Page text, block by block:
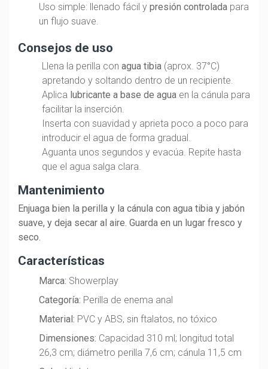
Uso simple: llenado fácil ypresión controlada para
un flujo suave.
Consejos de uso
Llena la perilla con agua tibia (aprox. 37°C)
apretando y soltando dentro de un recipiente.
Aplica lubricante a base de agua en la cánula para
facilitar la inserción.
Inserta con suavidad y aprieta poco a poco para
introducir el agua de forma gradual.
Aguanta unos segundos y evacúa. Repite hasta
que el agua salga clara.
Mantenimiento
Enjuaga bien la perilla y la cánula con agua tibia y jabón
suave, y deja secar al aire. Guarda en un lugar fresco y
seco.
Características
Marca: Showerplay
Categoría: Perilla de enema anal
Material: PVC y ABS, sin ftalatos, no tóxico
Dimensiones: Capacidad 310 ml; longitud total
26,3 cm; diámetro perilla 7,6 cm; cánula 11,5 cm